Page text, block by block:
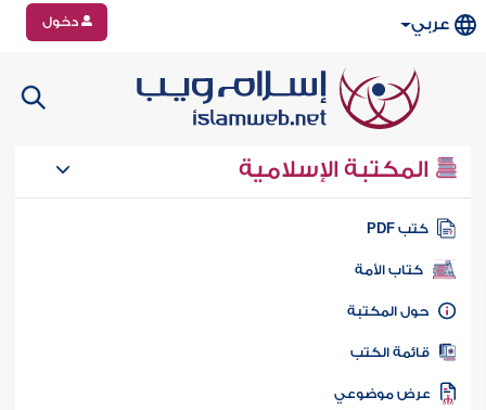
عربي دخول
المكتبة الإسلامية
كتب PDF
كتاب الأمة
المكتبة
الكتب